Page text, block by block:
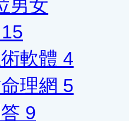
男女
15
軟體 4
理網 5
9